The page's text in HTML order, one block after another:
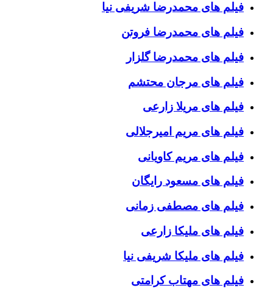
فیلم های محمدرضا شریفی نیا
فیلم های محمدرضا فروتن
فیلم های محمدرضا گلزار
فیلم های مرجان محتشم
فیلم های مریلا زارعی
فیلم های مریم امیرجلالی
فیلم های مریم کاویانی
فیلم های مسعود رایگان
فیلم های مصطفی زمانی
فیلم های ملیکا زارعی
فیلم های ملیکا شریفی نیا
فیلم های مهتاب کرامتی